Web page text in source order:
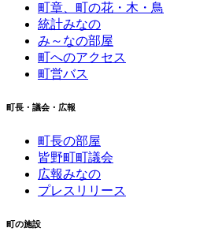
町章、町の花・木・鳥
統計みなの
み～なの部屋
町へのアクセス
町営バス
町長・議会・広報
町長の部屋
皆野町町議会
広報みなの
プレスリリース
町の施設